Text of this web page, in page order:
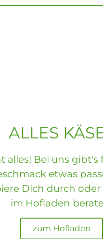
ALLES
alles! Bei uns gibt's
etwas
Dich durch oder
im Hofladen
zum Hofladen